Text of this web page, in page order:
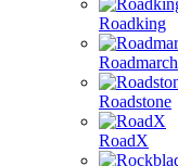
Roadking
Roadmarch
Roadstone
RoadX